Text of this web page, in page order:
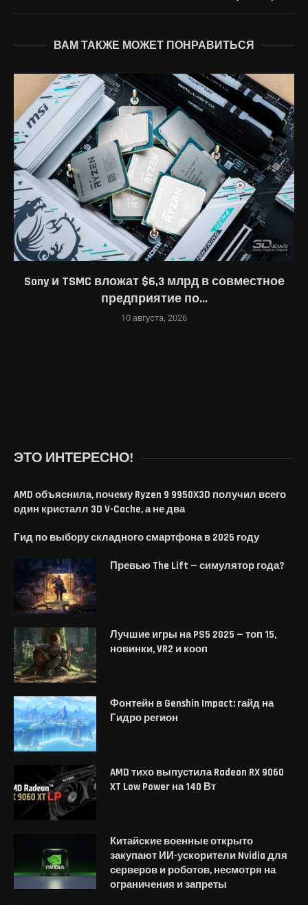
ВАМ ТАКЖЕ МОЖЕТ ПОНРАВИТЬСЯ
Sony и TSMC вложат $6,3 млрд в совместное
предприятие по...
10 августа, 2026
ЭТО ИНТЕРЕСНО!
AMD объяснила, почему Ryzen 9 9950X3D получил всего
один кристалл 3D V-Cache, а не два
Гид по выбору складного смартфона в 2025 году
Превью The Lift — симулятор года?
Лучшие игры на PS5 2025 — топ 15,
новинки, VR2 и кооп
Фонтейн в Genshin Impact: гайд на
Гидро регион
AMD тихо выпустила Radeon RX 9060
XT Low Power на 140 Вт
Китайские военные открыто
закупают ИИ-ускорители Nvidia для
серверов и роботов, несмотря на
ограничения и запреты